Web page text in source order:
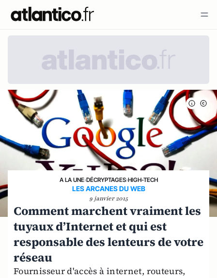
A LA UNE›DÉCRYPTAGES›HIGH-TECH
LES ARCANES DU WEB
9 janvier 2015
Comment marchent vraiment les
tuyaux d’Internet et qui est
responsable des lenteurs de votre
réseau
Fournisseur d'accès à internet, routeurs,